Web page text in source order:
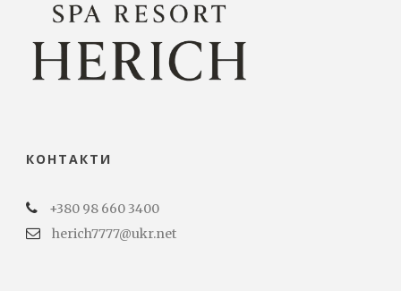
КОНТАКТИ
+380 98 660 3400
herich7777@ukr.net